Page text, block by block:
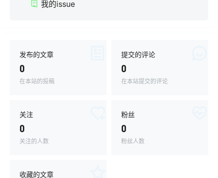
我的issue
发布的文章
0
在本站的投稿
提交的评论
0
在本站提交的评论
关注
0
关注的人数
粉丝
0
粉丝人数
收藏的文章